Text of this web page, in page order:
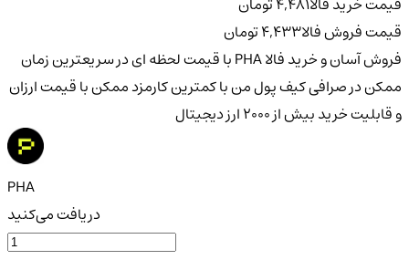
قیمت فروش فالا4,433تومان
فروش آسان و خرید فالا PHA با قیمت لحظه ای در سریعترین زمان
ممکن در صرافی کیف پول من با کمترین کارمزد ممکن با قیمت ارزان
و قابلیت خرید بیش از 2000 ارز دیجیتال
PHA
دریافت می‌کنید